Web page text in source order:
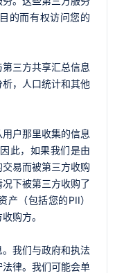
的而有权访问您的
三方共享汇总信息
，人口统计和其他
用户那里收集的信息
此，如果我们是由
易而被第三方收购
下被第三方收购了
产（包括您的PII）
购方。
我们与政府和执法
律。我们可能会单